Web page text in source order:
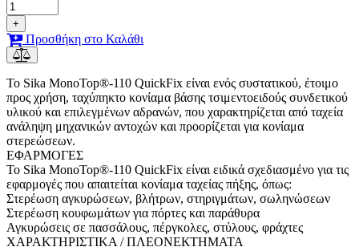
+
Προσθήκη στο Καλάθι
Το Sika MonoTop®-110 QuickFix είναι ενός συστατικού, έτοιμο
προς χρήση, ταχύπηκτο κονίαμα βάσης τσιμεντοειδούς συνδετικού
υλικού και επιλεγμένων αδρανών, που χαρακτηρίζεται από ταχεία
ανάληψη μηχανικών αντοχών και προορίζεται για κονίαμα
στερεώσεων.
ΕΦΑΡΜΟΓΕΣ
Το Sika MonoTop®-110 QuickFix είναι ειδικά σχεδιασμένο για τις
εφαρμογές που απαιτείται κονίαμα ταχείας πήξης, όπως:
Στερέωση αγκυρώσεων, βλήτρων, στηριγμάτων, σωληνώσεων
Στερέωση κουφωμάτων για πόρτες και παράθυρα
Αγκυρώσεις σε πασσάλους, πέργκολες, στύλους, φράχτες
ΧΑΡΑΚΤΗΡΙΣΤΙΚΑ / ΠΛΕΟΝΕΚΤΗΜΑΤΑ